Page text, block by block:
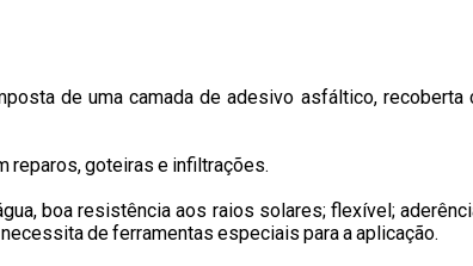
de uma camada de adesivo asfáltico,
reparos, goteiras e infiltrações.
boa resistência aos raios solares; flexível;
de ferramentas especiais para a aplicação.